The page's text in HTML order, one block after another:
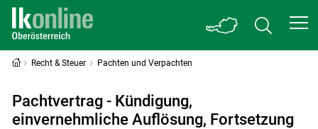
Recht & Steuer Pachten und Verpachten
Pachtvertrag - Kündigung,
einvernehmliche Auflösung, Fortsetzung